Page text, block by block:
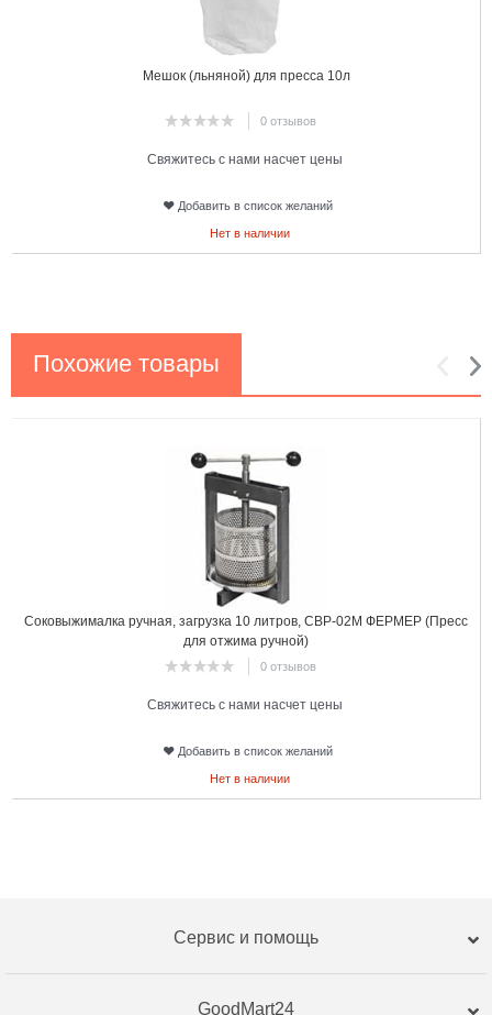
Мешок (льняной) для пресса 10л
0 отзывов
Свяжитесь с нами насчет цены
Добавить в список желаний
Нет в наличии
Похожие товары
Соковыжималка ручная, загрузка 10 литров, СВР-02М ФЕРМЕР (Пресс
для отжима ручной)
0 отзывов
Свяжитесь с нами насчет цены
Добавить в список желаний
Нет в наличии
Сервис и помощь
GoodMart24